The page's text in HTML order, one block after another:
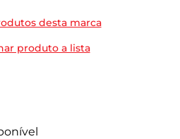
desta marca
produto a lista